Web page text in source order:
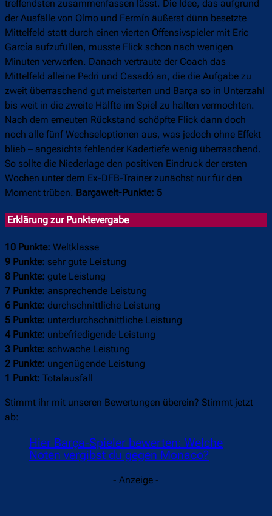
treffendsten zusammenfassen lässt. Die Idee, das aufgrund
der Ausfälle von Olmo und Fermín äußerst dünn besetzte
Mittelfeld statt durch einen vierten Offensivspieler mit Eric
García aufzufüllen, musste Flick schon nach wenigen
Minuten verwerfen. Danach vertraute der Coach das
Mittelfeld alleine Pedri und Casadó an, die die Aufgabe zu
zweit überraschend gut meisterten und Barça so in Unterzahl
bis weit in die zweite Hälfte im Spiel zu halten vermochten.
Nach dem erneuten Rückstand schöpfte Flick dann doch
noch alle fünf Wechseloptionen aus, was jedoch ohne Effekt
blieb – angesichts fehlender Kadertiefe wenig überraschend.
So sollte die Niederlage den positiven Eindruck der ersten
Wochen unter dem Ex-DFB-Trainer zunächst nur für den
Moment trüben. Barçawelt-Punkte: 5
Erklärung zur Punktevergabe
10 Punkte: Weltklasse
9 Punkte: sehr gute Leistung
8 Punkte: gute Leistung
7 Punkte: ansprechende Leistung
6 Punkte: durchschnittliche Leistung
5 Punkte: unterdurchschnittliche Leistung
4 Punkte: unbefriedigende Leistung
3 Punkte: schwache Leistung
2 Punkte: ungenügende Leistung
1 Punkt: Totalausfall
Stimmt ihr mit unseren Bewertungen überein? Stimmt jetzt
ab:
Hier Barça-Spieler bewerten: Welche
Noten vergibst du gegen Monaco?
- Anzeige -